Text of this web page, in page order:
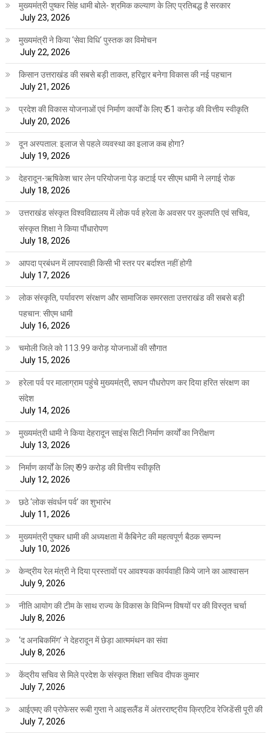
मुख्यमंत्री पुष्कर सिंह धामी बोले- श्रमिक कल्याण के लिए प्रतिबद्ध है सरकार
July 23, 2026
मुख्यमंत्री ने किया ‘सेवा विधि‘ पुस्तक का विमोचन
July 22, 2026
किसान उत्तराखंड की सबसे बड़ी ताकत, हरिद्वार बनेगा विकास की नई पहचान
July 21, 2026
प्रदेश की विकास योजनाओं एवं निर्माण कार्यों के लिए ₹ 51 करोड़ की वित्तीय स्वीकृति
July 20, 2026
दून अस्पताल: इलाज से पहले व्यवस्था का इलाज कब होगा?
July 19, 2026
देहरादून-ऋषिकेश चार लेन परियोजना पेड़ कटाई पर सीएम धामी ने लगाई रोक
July 18, 2026
उत्तराखंड संस्कृत विश्वविद्यालय में लोक पर्व हरेला के अवसर पर कुलपति एवं सचिव,
संस्कृत शिक्षा ने किया पौंधारोपण
July 18, 2026
आपदा प्रबंधन में लापरवाही किसी भी स्तर पर बर्दाश्त नहीं होगी
July 17, 2026
लोक संस्कृति, पर्यावरण संरक्षण और सामाजिक समरसता उत्तराखंड की सबसे बड़ी
पहचान: सीएम धामी
July 16, 2026
चमोली जिले को 113.99 करोड़ योजनाओं की सौगात
July 15, 2026
हरेला पर्व पर मालाग्राम पहुंचे मुख्यमंत्री, सघन पौधरोपण कर दिया हरित संरक्षण का
संदेश
July 14, 2026
मुख्यमंत्री धामी ने किया देहरादून साइंस सिटी निर्माण कार्यों का निरीक्षण
July 13, 2026
निर्माण कार्यों के लिए ₹ 99 करोड़ की वित्तीय स्वीकृति
July 12, 2026
छठे ‘लोक संवर्धन पर्व’ का शुभारंभ
July 11, 2026
मुख्यमंत्री पुष्कर धामी की अध्यक्षता में कैबिनेट की महत्वपूर्ण बैठक सम्पन्न
July 10, 2026
केन्द्रीय रेल मंत्री ने दिया प्रस्तावों पर आवश्यक कार्यवाही किये जाने का आश्वासन
July 9, 2026
नीति आयोग की टीम के साथ राज्य के विकास के विभिन्न विषयों पर की विस्तृत चर्चा
July 8, 2026
‘द अनबिकमिंग’ ने देहरादून में छेड़ा आत्ममंथन का संवा
July 8, 2026
केंद्रीय सचिव से मिले प्रदेश के संस्कृत शिक्षा सचिव दीपक कुमार
July 7, 2026
आईएमए की प्रोफेसर रूबी गुप्ता ने आइसलैंड में अंतरराष्ट्रीय क्रिएटिव रेजिडेंसी पूरी की
July 7, 2026